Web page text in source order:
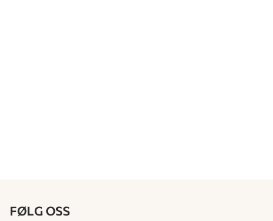
FØLG OSS